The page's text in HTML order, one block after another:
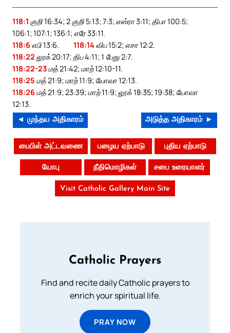
118:1 குறி 16:34; 2 குறி 5:13; 7:3; எஸ்ரா 3:11; திபா 100:5;
106:1; 107:1; 136:1; எரே 33:11.
118:6எபி 13:6. 118:14விப 15:2; எசா 12:2.
118:22 லூக் 20:17; திப 4:11; 1 பேது 2:7.
118:22-23மத் 21:42; மாற் 12:10-11.
118:25 மத் 21:9; மாற் 11:9; யோவா 12:13.
118:26மத் 21:9; 23:39; மாற் 11:9; லூக் 18:35; 19:38; யோவா
12:13.
◄ முந்தய அதிகாரம் அடுத்த அதிகாரம் ►
பைபிள் அட்டவணை பழைய ஏற்பாடு புதிய ஏற்பாடு
யோபு நீதிமொழிகள் சபை உரையாளர்
Visit Catholic Gallery Main Site
Catholic Prayers
Find and recite daily Catholic prayers to
enrich your spiritual life.
PRAY NOW